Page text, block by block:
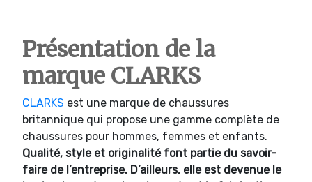
Présentation de la
marque CLARKS
CLARKS est une marque de chaussures
britannique qui propose une gamme complète de
chaussures pour hommes, femmes et enfants.
Qualité, style et originalité font partie du savoir-
faire de l’entreprise. D’ailleurs, elle est devenue le